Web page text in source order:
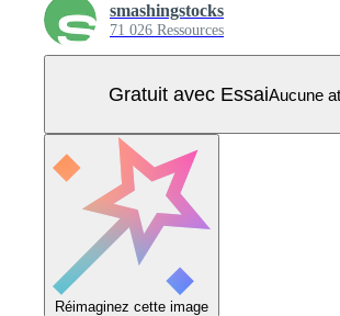
smashingstocks
71 026 Ressources
Gratuit avec EssaiAucune
Réimaginez cette image